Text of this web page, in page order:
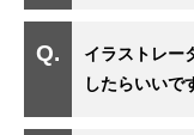
イラストレー
したらいいで